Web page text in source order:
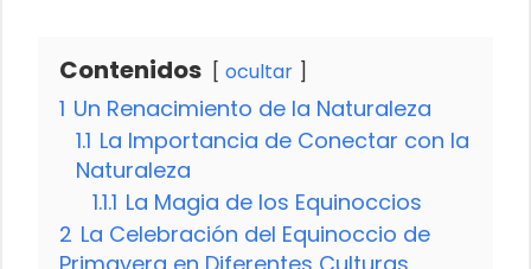
Contenidos ocultar
1 Un Renacimiento de la Naturaleza
1.1 La Importancia de Conectar con la
Naturaleza
1.1.1 La Magia de los Equinoccios
2 La Celebración del Equinoccio de